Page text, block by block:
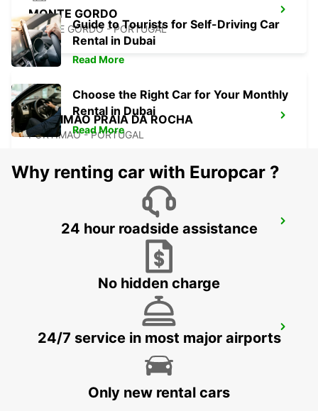
MONTE GORDO
MONTE GORDO - PORTUGAL
PORTIMAO PRAIA DA ROCHA
PORTIMAO - PORTUGAL
LAGOS
HUELVA
HUELVA - SPAIN
Guide to Tourists for Self-Driving Car
Rental in Dubai
Read More
Choose the Right Car for Your Monthly
Rental in Dubai
Read More
Why renting car with Europcar ?
24 hour roadside assistance
No hidden charge
24/7 service in most major airports
Only new rental cars